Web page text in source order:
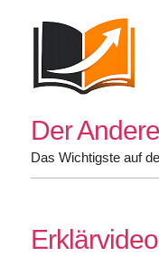
Der
Das Wichtigste auf